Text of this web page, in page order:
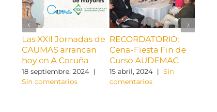
Las XXII Jornadas de
CAUMAS arrancan
hoy en A Coruña
18 septiembre, 2024 |
Sin comentarios
RECORDATORIO:
Cena-Fiesta Fin de
Curso AUDEMAC
15 abril, 2024 | Sin
comentarios